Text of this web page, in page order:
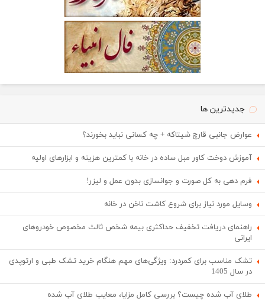
جدیدترین ها
عوارض جانبی قارچ شیتاکه + چه کسانی نباید بخورند؟
آموزش دوخت کاور مبل ساده در خانه با کمترین هزینه و ابزارهای اولیه
فرم دهی به کل صورت و جوانسازی بدون عمل و لیزر!
وسایل مورد نیاز برای شروع کاشت ناخن در خانه
راهنمای دریافت تخفیف حداکثری بیمه شخص ثالث مخصوص خودروهای
ایرانی
تشک مناسب برای کمردرد: ویژگی‌های مهم هنگام خرید تشک طبی و ارتوپدی
در سال 1405
طلای آب شده چیست؟ بررسی کامل مزایا، معایب طلای آب شده